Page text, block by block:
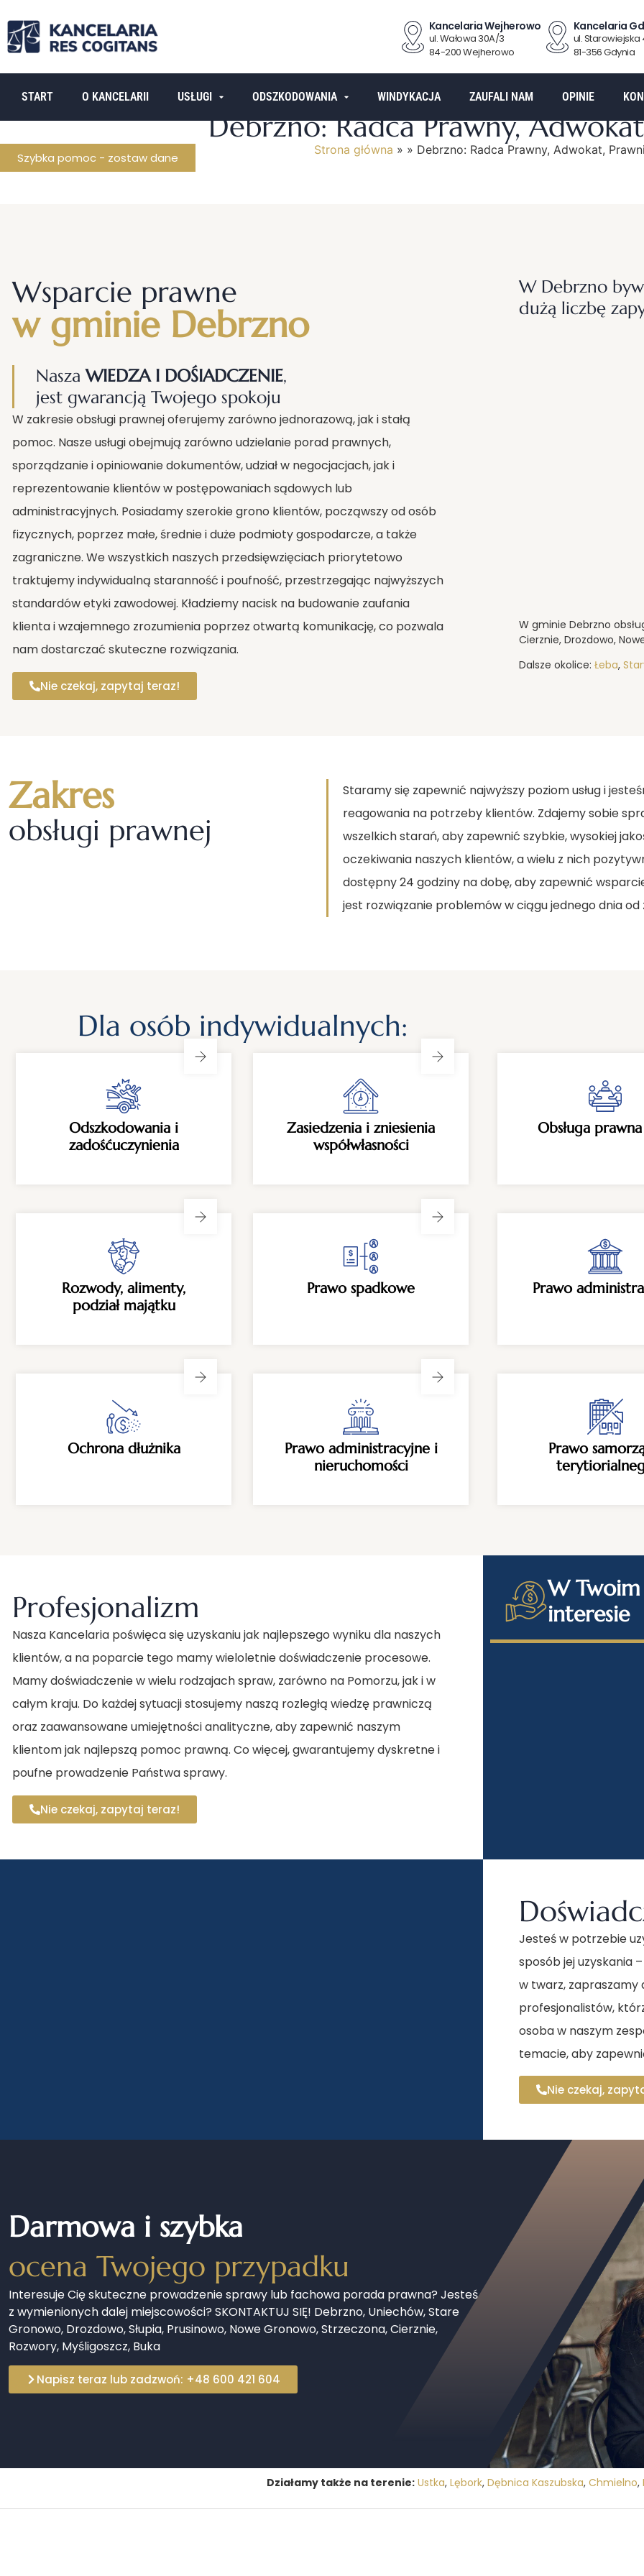
Kancelaria Wejherowo
ul. Wałowa 30A/3
84-200 Wejherowo
Kancelaria
ul. Starowiejska
81-356 Gdynia
START O KANCELARII USŁUGI ODSZKODOWANIA WINDYKACJA ZAUFALI NAM OPINIE
Debrzno: Radca Prawny,
Strona główna » » Debrzno: Radca Prawny, Adwokat,
Wsparcie prawne
w gminie Debrzno
NaszaWIEDZA I DOŚIADCZENIE,
jest gwarancją Twojego spokoju
W zakresie obsługi prawnej oferujemy zarówno jednorazową, jak i stałą
pomoc. Nasze usługi obejmują zarówno udzielanie porad prawnych,
sporządzanie i opiniowanie dokumentów, udział w negocjacjach, jak i
reprezentowanie klientów w postępowaniach sądowych lub
administracyjnych. Posiadamy szerokie grono klientów, począwszy od osób
fizycznych, poprzez małe, średnie i duże podmioty gospodarcze, a także
zagraniczne. We wszystkich naszych przedsięwzięciach priorytetowo
traktujemy indywidualną staranność i poufność, przestrzegając najwyższych
standardów etyki zawodowej. Kładziemy nacisk na budowanie zaufania
klienta i wzajemnego zrozumienia poprzez otwartą komunikację, co pozwala
nam dostarczać skuteczne rozwiązania.
Nie czekaj, zapytaj teraz!
W Debrzno
dużą liczbę
W gminie Debrzno
Cierznie, Drozdowo,
Dalsze okolice: Łeba,
Zakres
obsługi prawnej
Staramy się zapewnić najwyższy poziom usług i
reagowania na potrzeby klientów. Zdajemy sobie
wszelkich starań, aby zapewnić szybkie, wysokiej
oczekiwania naszych klientów, a wielu z nich
dostępny 24 godziny na dobę, aby zapewnić
jest rozwiązanie problemów w ciągu jednego dnia od
Dla osób indywidualnych:
Odszkodowania i
zadośćuczynienia
Zasiedzenia i zniesienia
współwłasności
Rozwody, alimenty,
podział majątku
Prawo spadkowe
Ochrona dłużnika
Prawo administracyjne i
nieruchomości
Obsługa
Prawo
Prawo
Profesjonalizm
Nasza Kancelaria poświęca się uzyskaniu jak najlepszego wyniku dla naszych
klientów, a na poparcie tego mamy wieloletnie doświadczenie procesowe.
Mamy doświadczenie w wielu rodzajach spraw, zarówno na Pomorzu, jak i w
całym kraju. Do każdej sytuacji stosujemy naszą rozległą wiedzę prawniczą
oraz zaawansowane umiejętności analityczne, aby zapewnić naszym
klientom jak najlepszą pomoc prawną. Co więcej, gwarantujemy dyskretne i
poufne prowadzenie Państwa sprawy.
Nie czekaj, zapytaj teraz!
W Twoim
interesie
Jesteś w potrzebie
sposób jej uzyskania
w twarz, zapraszamy
profesjonalistów,
osoba w naszym
temacie, aby
Nie czekaj,
Darmowa i szybka
ocena Twojego przypadku
Interesuje Cię skuteczne prowadzenie sprawy lub fachowa porada prawna? Jesteś
z wymienionych dalej miejscowości? SKONTAKTUJ SIĘ! Debrzno, Uniechów, Stare
Gronowo, Drozdowo, Słupia, Prusinowo, Nowe Gronowo, Strzeczona, Cierznie,
Rozwory, Myśligoszcz, Buka
Napisz teraz lub zadzwoń: +48 600 421 604
Działamy także na terenie: Ustka, Lębork, Dębnica Kaszubska, Chmielno,
Szybka pomoc - zostaw dane